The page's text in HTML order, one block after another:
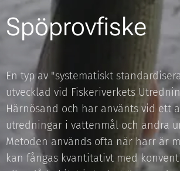
Spöprovfiske
En typ av "systematiskt
utvecklad vid Fiskeriverkets
Härnösand och har använts vid ett
utredningar i vattenmål och andra
Metoden används ofta när harr är
kan fångas kvantitativt med